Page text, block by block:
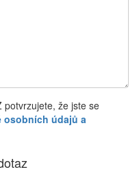
potvrzujete, že jste se
osobních údajů a